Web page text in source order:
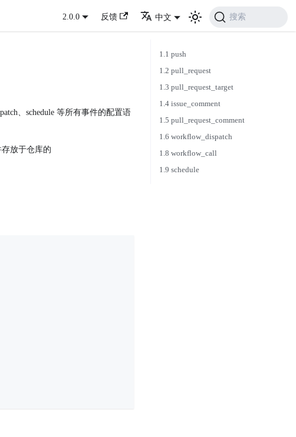
2.0.0 反馈 中文 搜索
、schedule 等所有事件的配置语
放于仓库的
1.1 push
1.2 pull_request
1.3 pull_request_target
1.4 issue_comment
1.5 pull_request_comment
1.6 workflow_dispatch
1.8 workflow_call
1.9 schedule